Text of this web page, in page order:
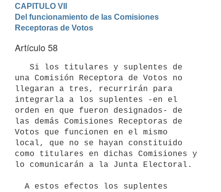
CAPITULO VII
Del funcionamiento de las Comisiones
Receptoras de Votos
Artículo 58
una Comisión Receptora de Votos no
llegaran a tres, recurrirán para
integrarla a los suplentes -en el
orden en que fueron designados- de
las demás Comisiones Receptoras de
Votos que funcionen en el mismo
local, que no se hayan constituido
como titulares en dichas Comisiones y
lo comunicarán a la Junta Electoral.